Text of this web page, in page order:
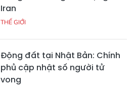
Iran
THẾ GIỚI
Động đất tại Nhật Bản: Chính
phủ cập nhật số người tử
vong